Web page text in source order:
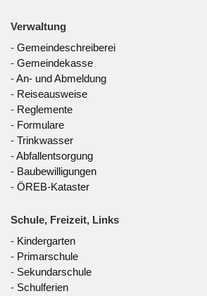
Verwaltung
- Gemeindeschreiberei
- Gemeindekasse
-An- und Abmeldung
- Reiseausweise
- Reglemente
- Formulare
- Trinkwasser
-Abfallentsorgung
- Baubewilligungen
- ÖREB-Kataster
Schule, Freizeit, Links
- Kindergarten
- Primarschule
- Sekundarschule
- Schulferien